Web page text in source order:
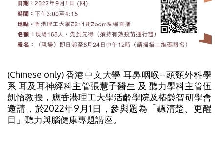
(Chinese only) 香港中文大學 耳鼻咽喉--頭頸外科學
系 耳及耳神經科主管張慧子醫生 及 聽力學科主管伍
凱怡教授，應香港理工大學活齡學院及椿齡智研學會
邀請，於2022年9月1日，參與題為「聽清楚、更醒
目」聽力與腦健康專題講座。